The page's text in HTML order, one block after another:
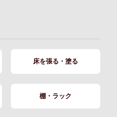
床を張る・塗る
棚・ラック